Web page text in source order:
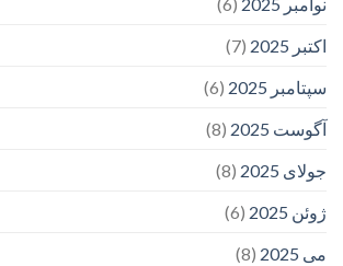
اکتبر 2025
(7)
سپتامبر 2025
(6)
آگوست 2025
(8)
جولای 2025
(8)
ژوئن 2025
(6)
می 2025
(8)